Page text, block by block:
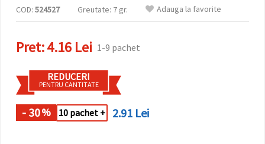
acord să
utilizați
toate
urile făcând
clic pe
toate!" Sau
să vă
indicați
selectând
COD: 524527 Greutate: 7 gr. Adauga la favorite
Pret:4.16 Lei 1-9 pachet
REDUCERI
PENTRU CANTITATE
- 30% 10 pachet + 2.91 Lei